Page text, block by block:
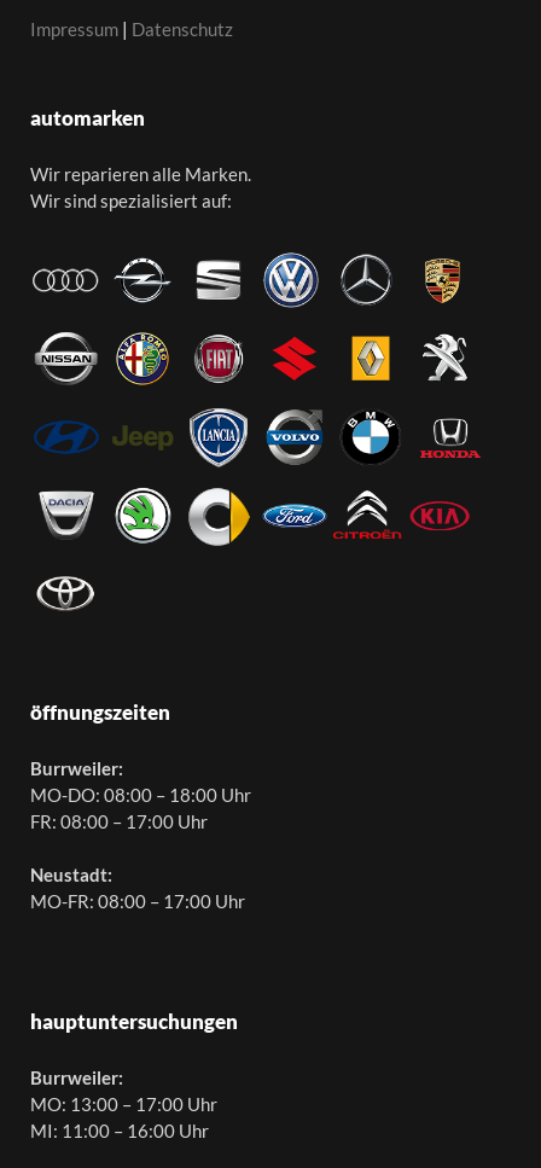
Impressum | Datenschutz
automarken
Wir reparieren alle Marken.
Wir sind spezialisiert auf:
öffnungszeiten
Burrweiler:
MO-DO: 08:00 – 18:00 Uhr
FR: 08:00 – 17:00 Uhr
Neustadt:
MO-FR: 08:00 – 17:00 Uhr
hauptuntersuchungen
Burrweiler:
MO: 13:00 – 17:00 Uhr
MI: 11:00 – 16:00 Uhr